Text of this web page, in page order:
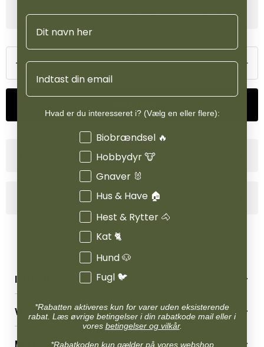
Se lagerstatus i vores butikker
Produktinformation
INFORMATION
Reklamations- & fortrydelsesret
Levering & afhentning
Følg din bestilling
VORES BUTIK
MIN KONTO
Navn
Email
Hvad er du interesseret i? (Vælg en eller flere):
Interesser
Biobrændsel 🔥
Hobbydyr 🐮
Gnaver 🐰
Hus & Have 🏠
Hest & Rytter 🐴
Kat 🐈
Hund 🐶
Fugl 🐦
*Rabatten aktiveres kun for varer uden eksisterende
rabat. Læs øvrige betingelser i din rabatkode mail eller i
vores betingelser og vilkår.
*Rabatkoden kun gælder på vores webshop